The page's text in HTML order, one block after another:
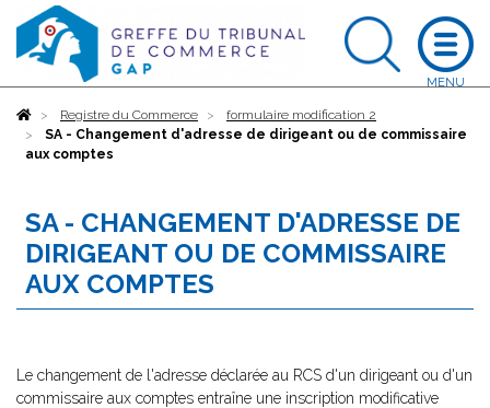
AccueilRegistre du Commerce
formulaire modification 2
SA - Changement d'adresse de dirigeant ou de commissaire
aux comptes
SA - CHANGEMENT D'ADRESSE DE
DIRIGEANT OU DE COMMISSAIRE
AUX COMPTES
Le changement de l'adresse déclarée au RCS d'un dirigeant ou d'un
commissaire aux comptes entraîne une inscription modificative